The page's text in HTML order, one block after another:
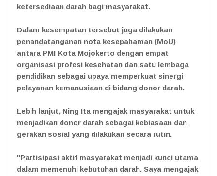
ketersediaan darah bagi masyarakat.
Dalam kesempatan tersebut juga dilakukan
penandatanganan nota kesepahaman (MoU)
antara PMI Kota Mojokerto dengan empat
organisasi profesi kesehatan dan satu lembaga
pendidikan sebagai upaya memperkuat sinergi
pelayanan kemanusiaan di bidang donor darah.
Lebih lanjut, Ning Ita mengajak masyarakat untuk
menjadikan donor darah sebagai kebiasaan dan
gerakan sosial yang dilakukan secara rutin.
"Partisipasi aktif masyarakat menjadi kunci utama
dalam memenuhi kebutuhan darah. Saya mengajak